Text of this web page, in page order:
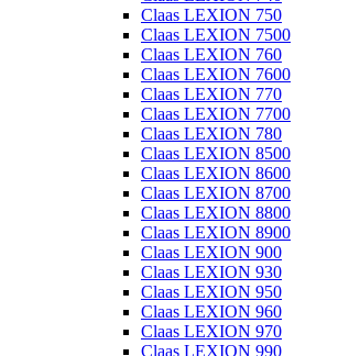
Claas LEXION 750
Claas LEXION 7500
Claas LEXION 760
Claas LEXION 7600
Claas LEXION 770
Claas LEXION 7700
Claas LEXION 780
Claas LEXION 8500
Claas LEXION 8600
Claas LEXION 8700
Claas LEXION 8800
Claas LEXION 8900
Claas LEXION 900
Claas LEXION 930
Claas LEXION 950
Claas LEXION 960
Claas LEXION 970
Claas LEXION 990